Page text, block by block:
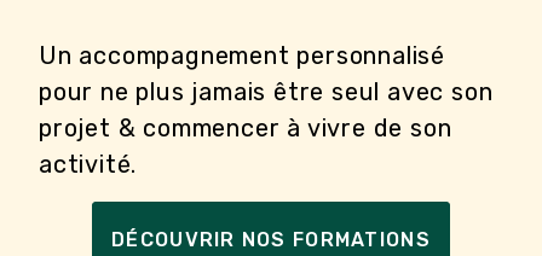
Un accompagnement personnalisé
pour ne plus jamais être seul avec son
projet & commencer à vivre de son
activité.
DÉCOUVRIR NOS FORMATIONS